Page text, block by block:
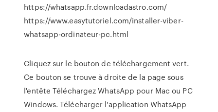
https://whatsapp.fr.downloadastro.com/
https://www.easytutoriel.com/installer-viber-
whatsapp-ordinateur-pc.html
Cliquez sur le bouton de téléchargement vert.
Ce bouton se trouve à droite de la page sous
l'entête Téléchargez WhatsApp pour Mac ou PC
Windows. Télécharger l'application WhatsApp